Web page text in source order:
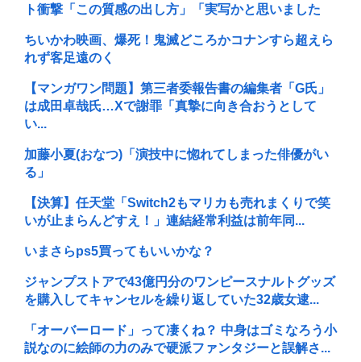
ト衝撃「この質感の出し方」「実写かと思いました
ちいかわ映画、爆死！鬼滅どころかコナンすら超えら
れず客足遠のく
【マンガワン問題】第三者委報告書の編集者「G氏」
は成田卓哉氏…Xで謝罪「真摯に向き合おうとして
い...
加藤小夏(おなつ)「演技中に惚れてしまった俳優がい
る」
【決算】任天堂「Switch2もマリカも売れまくりで笑
いが止まらんどすえ！」連結経常利益は前年同...
いまさらps5買ってもいいかな？
ジャンプストアで43億円分のワンピースナルトグッズ
を購入してキャンセルを繰り返していた32歳女逮...
「オーバーロード」って凄くね？ 中身はゴミなろう小
説なのに絵師の力のみで硬派ファンタジーと誤解さ...